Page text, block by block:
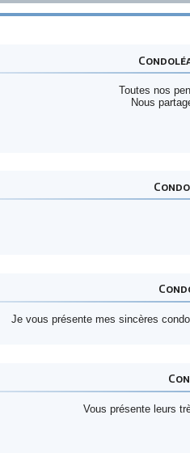
Toutes nos
Nous
Je vous présente mes sincères
Vous présente leurs